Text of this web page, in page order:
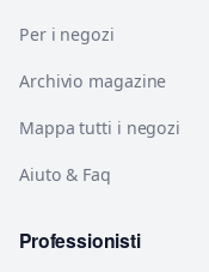
Per i negozi
Archivio magazine
Mappa tutti i negozi
Aiuto & Faq
Professionisti